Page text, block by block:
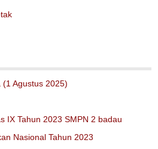
Agustus 2025)
IX Tahun 2023 SMPN 2 badau
Nasional Tahun 2023